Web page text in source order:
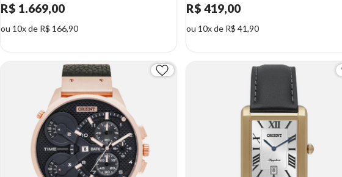
R$ 1.669,00
ou 10x de R$ 166,90
R$ 419,00
ou 10x de R$ 41,90